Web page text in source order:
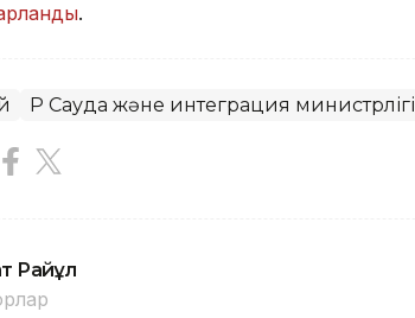
.
ҚР Сауда және интеграция министрлігі
Райқұл